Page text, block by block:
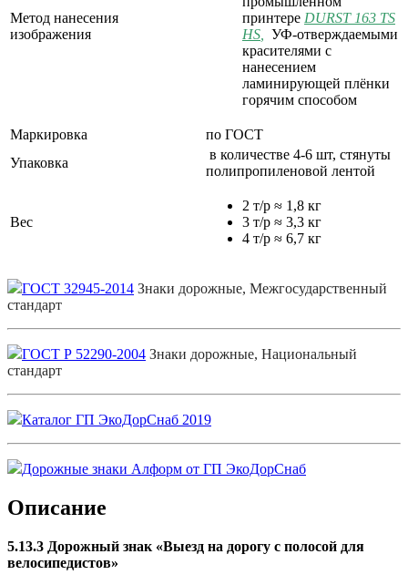
Метод нанесения
изображения
принтере DURST 163 TS
HS
УФ-отверждаемыми
красителями с
нанесением
ламинирующей плёнки
горячим способом
Маркировка
по ГОСТ
Упаковка
в количестве 4-6 шт, стянуты
полипропиленовой лентой
Вес
2 т/р ≈ 1,8 кг
3 т/р ≈ 3,3 кг
4 т/р ≈ 6,7 кг
ГОСТ 32945-2014 Знаки дорожные, Межгосударственный
стандарт
ГОСТ Р 52290-2004 Знаки дорожные, Национальный
стандарт
Каталог ГП ЭкоДорСнаб 2019
Дорожные знаки Алформ от ГП ЭкоДорСнаб
Описание
5.13.3 Дорожный знак «Выезд на дорогу с полосой для
велосипедистов»